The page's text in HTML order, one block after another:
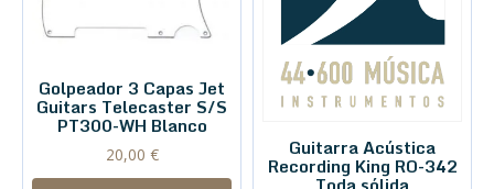
Golpeador 3 Capas Jet
Guitars Telecaster S/S
PT300-WH Blanco
20,00 € Guitarra Acústica
Recording King RO-342